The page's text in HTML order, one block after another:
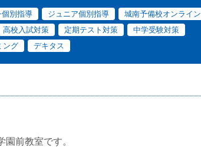
別指導 ジュニア個別指導 城南予備校オンライン
高校入試対策 定期テスト対策
中学受験対策
ング デキタス
前教室です。